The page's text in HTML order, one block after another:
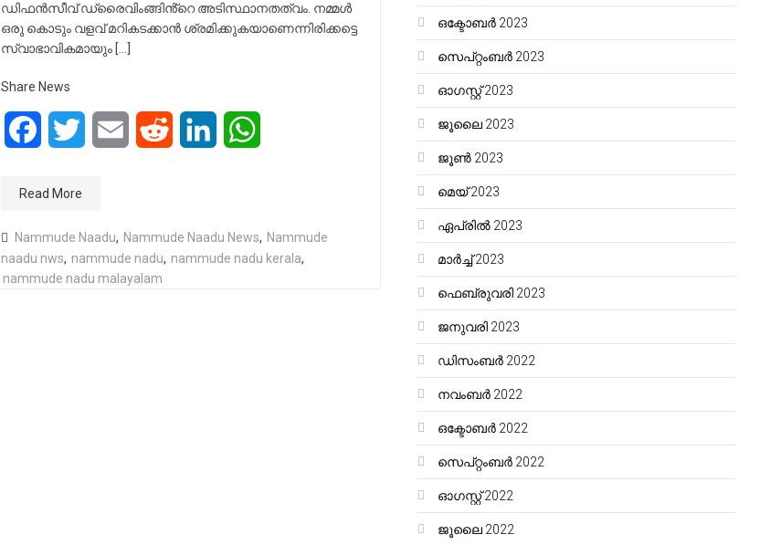
ഡിഫൻസീവ് ഡ്രൈവിംങ്ങിൻ്റെ അടിസ്ഥാനതത്വം. നമ്മൾ
ഒരു കൊടും വളവ് മറികടക്കാൻ ശ്രമിക്കുകയാണെന്നിരിക്കട്ടെ
സ്വാഭാവികമായും […]
Share News
FacebookTwitter Email Reddit LinkedIn
Read More
Nammude Naadu, Nammude Naadu News, Nammude
naadu nws, nammude nadu, nammude nadu kerala,
nammude nadu malayalam
ഒക്ടോബർ 2023
സെപ്റ്റംബർ 2023
ഓഗസ്റ്റ്‌ 2023
ജൂലൈ 2023
ജൂൺ 2023
മെയ്‌ 2023
ഏപ്രിൽ 2023
മാർച്ച്‌ 2023
ഫെബ്രുവരി 2023
ജനുവരി 2023
ഡിസംബർ 2022
നവംബർ 2022
ഒക്ടോബർ 2022
സെപ്റ്റംബർ 2022
ഓഗസ്റ്റ്‌ 2022
ജൂലൈ 2022